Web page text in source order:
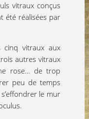
vitraux conçus
été réalisées par
cinq vitraux aux
autres vitraux
rose… de trop
peu de temps
le mur